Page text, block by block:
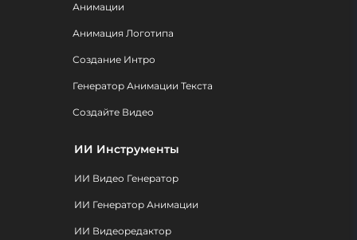
Анимации
Анимация Логотипа
Создание Интро
Генератор Анимации Текста
Создайте Видео
ИИ Инструменты
ИИ Видео Генератор
ИИ Генератор Анимации
ИИ Видеоредактор